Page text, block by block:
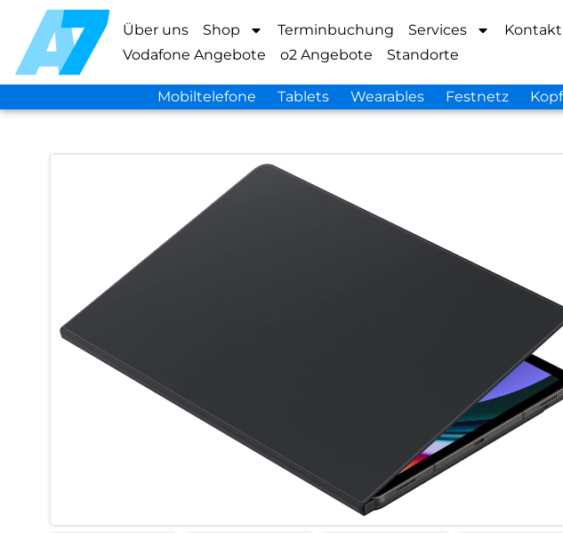
Über uns Shop Terminbuchung Services
Kontakt
Vodafone Angebote
o2 Angebote Standorte
Mobiltelefone Tablets Wearables Festnetz